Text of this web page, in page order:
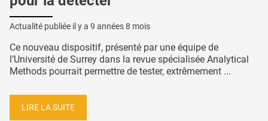
Actualité publiée il y a 9 années 8 mois
Ce nouveau dispositif, présenté par une équipe de
l’Université de Surrey dans la revue spécialisée Analytical
Methods pourrait permettre de tester, extrêmement ...
LIRE LA SUITE